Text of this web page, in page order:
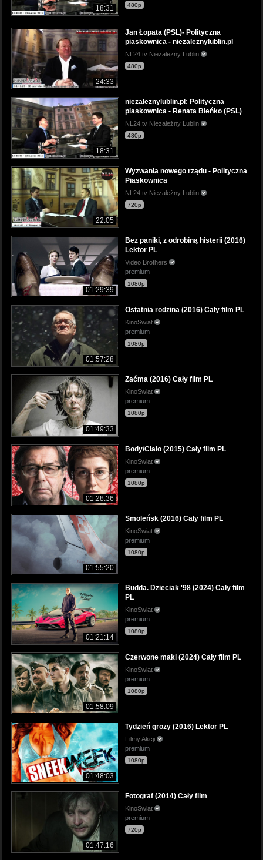
18:31 480p
24:33
Jan Łopata (PSL)- Polityczna
piaskownica - niezaleznylublin.pl
NL24.tv Niezależny Lublin
480p
18:31
niezaleznylublin.pl: Polityczna
piaskownica - Renata Bieńko (PSL)
NL24.tv Niezależny Lublin
480p
22:05
Wyzwania nowego rządu - Polityczna
Piaskownica
NL24.tv Niezależny Lublin
720p
01:29:39
Bez paniki, z odrobiną histerii (2016)
Lektor PL
Video Brothers
premium
1080p
01:57:28
Ostatnia rodzina (2016) Cały film PL
KinoSwiat
premium
1080p
01:49:33
Zaćma (2016) Cały film PL
KinoSwiat
premium
1080p
01:28:36
Body/Ciało (2015) Cały film PL
KinoSwiat
premium
1080p
01:55:20
Smoleńsk (2016) Cały film PL
KinoSwiat
premium
1080p
01:21:14
Budda. Dzieciak '98 (2024) Cały film
PL
KinoSwiat
premium
1080p
01:58:09
Czerwone maki (2024) Cały film PL
KinoSwiat
premium
1080p
01:48:03
Tydzień grozy (2016) Lektor PL
Filmy Akcji
premium
1080p
01:47:16
Fotograf (2014) Cały film
KinoSwiat
premium
720p